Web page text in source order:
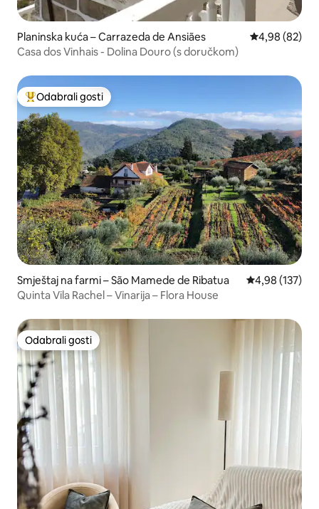
Planinska kuća – Carrazeda de Ansiães Prosječna
4,98 (82)
Casa dos Vinhais - Dolina Douro (s doručkom)
Među najviše rangiranima s oznakom „Odabrali gosti”
Odabrali gosti
Smještaj na farmi – São Mamede de Ribatua Prosječna
4,98 (137)
Quinta Vila Rachel – Vinarija – Flora House
Odabrali gosti
Odabrali gosti